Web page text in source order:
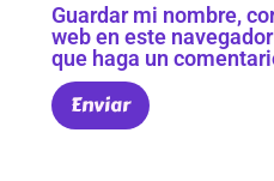
Guardar mi nombre,
web en este
que haga un